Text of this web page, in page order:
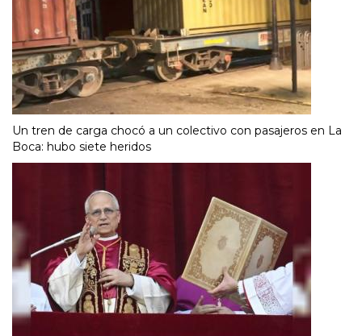
Un tren de carga chocó a un colectivo con pasajeros en La
Boca: hubo siete heridos